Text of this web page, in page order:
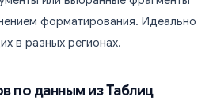
форматирования. Идеально
в разных регионах.
по данным из Таблиц